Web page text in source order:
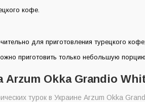
кофе.
для приготовления турецкого кофе;
приготовить только небольшую
Arzum Okka Grandio
турок в Украине Arzum Okka